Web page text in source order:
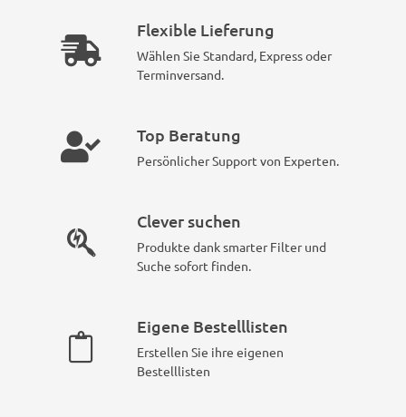
Flexible Lieferung
Wählen Sie Standard, Express oder
Terminversand.
Top Beratung
Persönlicher Support von Experten.
Clever suchen
Produkte dank smarter Filter und
Suche sofort finden.
Eigene Bestelllisten
Erstellen Sie ihre eigenen
Bestelllisten